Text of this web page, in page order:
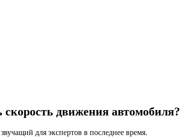
скорость движения автомобиля?
для экспертов в последнее время.